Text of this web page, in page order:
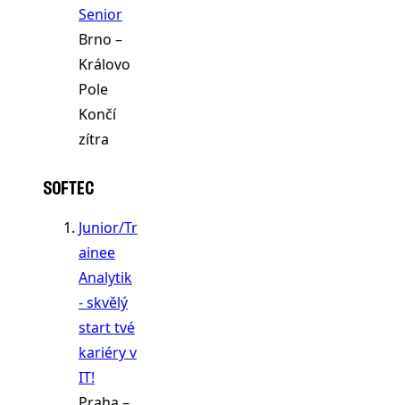
Senior
Brno –
Královo
Pole
Končí
zítra
SOFTEC
Junior/Tr
ainee
Analytik
- skvělý
start tvé
kariéry v
IT!